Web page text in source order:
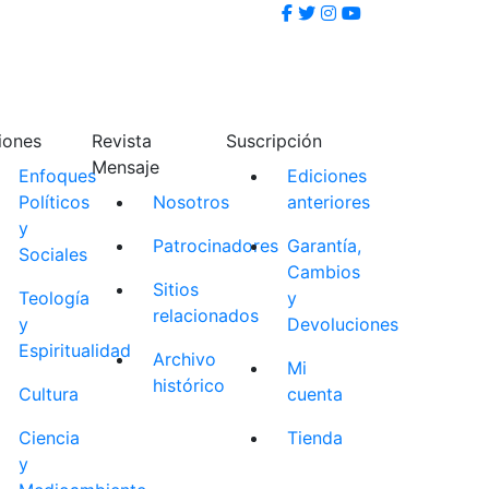
Enfoques
Políticos
y
Sociales
Teología
y
Espiritualidad
Cultura
Ciencia
y
Revista
Mensaje
Nosotros
Patrocinadores
Sitios
relacionados
Archivo
histórico
Suscripción
Ediciones
anteriores
Garantía,
Cambios
y
Devoluciones
Mi
cuenta
Tienda